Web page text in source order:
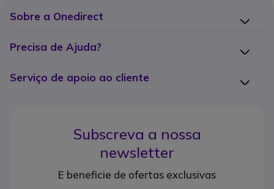
Sobre a Onedirect
Precisa de Ajuda?
Serviço de apoio ao cliente
Subscreva a nossa
newsletter
E beneficie de ofertas exclusivas